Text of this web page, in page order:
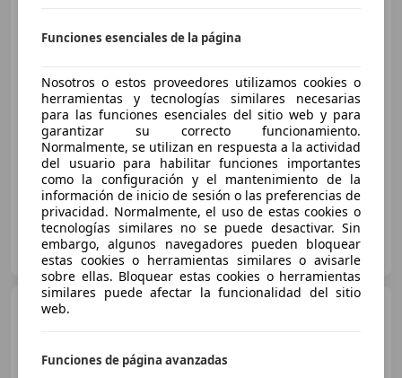
€ 24.490
Precio justo
02/2023 49.000 km Gasolina 121 kW (165 CV)
AVENIDA DEL AUTOMOVIL
ES-01013 VITORIA-GASTEIZ
Funciones esenciales de la página
Nosotros o estos proveedores utilizamos cookies o
herramientas y tecnologías similares necesarias
para las funciones esenciales del sitio web y para
garantizar su correcto funcionamiento.
Normalmente, se utilizan en respuesta a la actividad
del usuario para habilitar funciones importantes
como la configuración y el mantenimiento de la
información de inicio de sesión o las preferencias de
privacidad. Normalmente, el uso de estas cookies o
tecnologías similares no se puede desactivar. Sin
embargo, algunos navegadores pueden bloquear
estas cookies o herramientas similares o avisarle
sobre ellas. Bloquear estas cookies o herramientas
similares puede afectar la funcionalidad del sitio
web.
Funciones de página avanzadas